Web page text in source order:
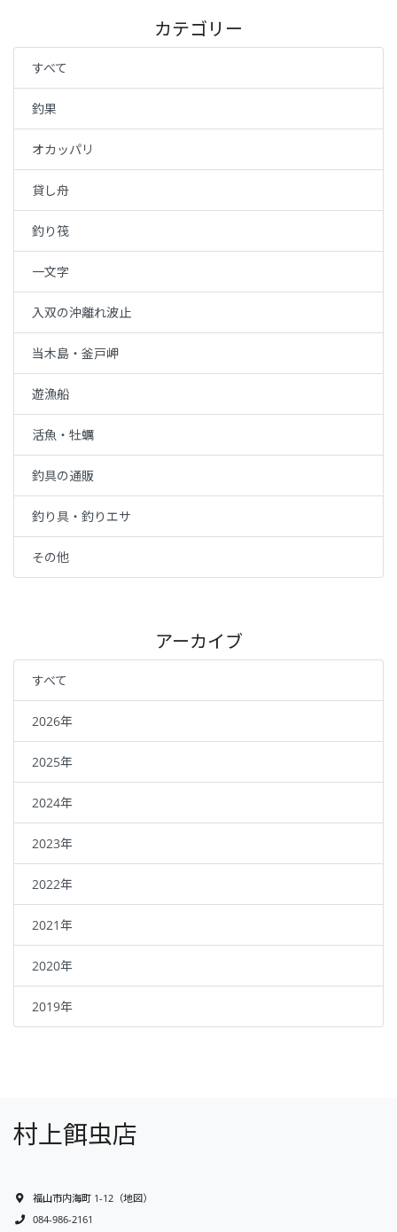
カテゴリー
すべて
釣果
オカッパリ
貸し舟
釣り筏
一文字
入双の沖離れ波止
当木島・釜戸岬
遊漁船
活魚・牡蠣
釣具の通販
釣り具・釣りエサ
その他
アーカイブ
すべて
2026年
2025年
2024年
2023年
2022年
2021年
2020年
2019年
村上餌虫店
福山市内海町 1-12 （地図）
084-986-2161